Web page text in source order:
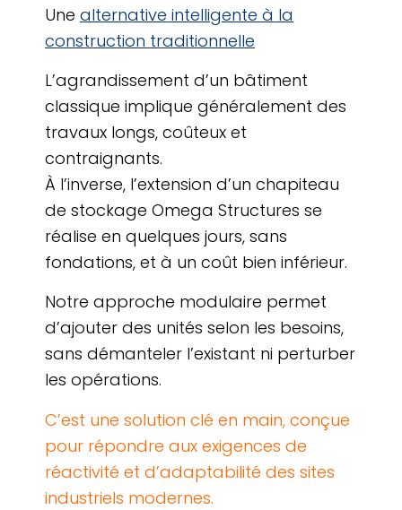
Une alternative intelligente à la
construction traditionnelle
L’agrandissement d’un bâtiment
classique implique généralement des
travaux longs, coûteux et
contraignants.
À l’inverse, l’extension d’un chapiteau
de stockage Omega Structures se
réalise en quelques jours, sans
fondations, et à un coût bien inférieur.
Notre approche modulaire permet
d’ajouter des unités selon les besoins,
sans démanteler l’existant ni perturber
les opérations.
C’est une solution clé en main, conçue
pour répondre aux exigences de
réactivité et d’adaptabilité des sites
industriels modernes.